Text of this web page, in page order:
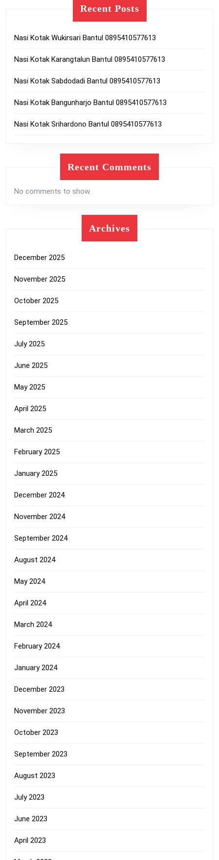
Recent Posts
Nasi Kotak Wukirsari Bantul 0895410577613
Nasi Kotak Karangtalun Bantul 0895410577613
Nasi Kotak Sabdodadi Bantul 0895410577613
Nasi Kotak Bangunharjo Bantul 0895410577613
Nasi Kotak Srihardono Bantul 0895410577613
Recent Comments
No comments to show.
Archives
December 2025
November 2025
October 2025
September 2025
July 2025
June 2025
May 2025
April 2025
March 2025
February 2025
January 2025
December 2024
November 2024
September 2024
August 2024
May 2024
April 2024
March 2024
February 2024
January 2024
December 2023
November 2023
October 2023
September 2023
August 2023
July 2023
June 2023
April 2023